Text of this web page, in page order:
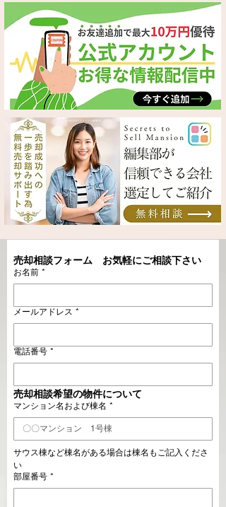
売却相談フォーム　お気軽にご相談下さい
お名前 *
メールアドレス *
電話番号 *
売却相談希望の物件について
マンション名および棟名 *
サウス棟など棟名がある場合は棟名もご記入くださ
い
部屋番号 *